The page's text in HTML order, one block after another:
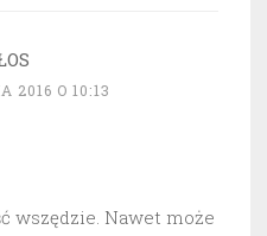
2016 O 10:13
wszędzie. Nawet może